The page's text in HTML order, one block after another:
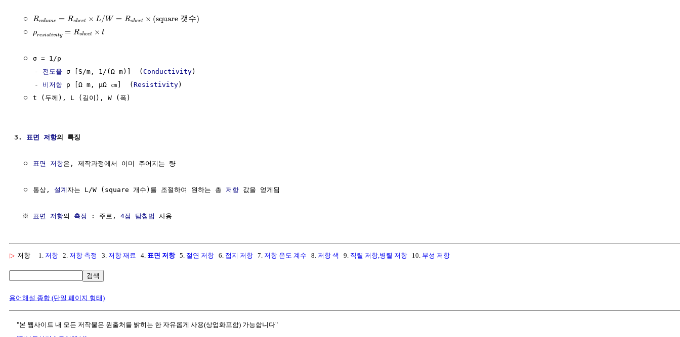
  ㅇ
Rvolume = Rsheet × L / W = Rsheet × (square 갯수)
  ㅇ
ρresistivity = Rsheet × t
  ㅇ σ = 1/ρ
     -
전도율 σ [S/m, 1/(Ω m)]  ( Conductivity)
     -
비저항 ρ [Ω m, μΩ ㎝]  ( Resistivity)
  ㅇ t (두께), L (길이), W (폭)
3. 표면 저항의 특징
  ㅇ
표면 저항은, 제작과정에서 이미 주어지는 량
  ㅇ 통상,
설계자는 L/W (square 개수)를 조절하여 원하는 총 저항 값을 얻게됨
  ※
표면 저항의 측정 : 주로, 4점 탐침법
▷ 저항 1. 저항 2. 저항 측정 3. 저항 재료 4. 표면 저항5. 절연 저항 6. 접지 저항 7. 저항 온도 계수 8. 저항 색 9. 직렬 저항,병렬 저항 10. 부성 저항
검색
용어해설 종합 (단일 페이지 형태)
"본 웹사이트 내 모든 저작물은 원출처를 밝히는 한 자유롭게 사용(상업화포함) 가능합니다"